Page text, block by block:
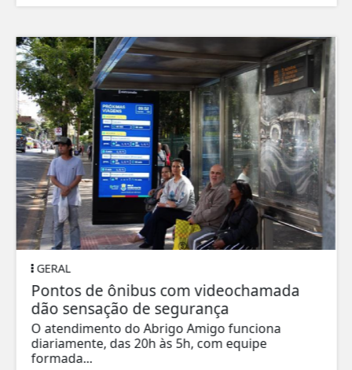
GERAL
Pontos de ônibus com videochamada
dão sensação de segurança
O atendimento do Abrigo Amigo funciona
diariamente, das 20h às 5h, com equipe
formada...